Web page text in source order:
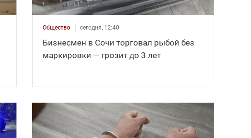
Общество сегодня, 12:40
Бизнесмен в Сочи торговал рыбой без
маркировки — грозит до 3 лет